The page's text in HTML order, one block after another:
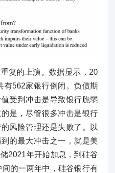
复的上演。数据显示，20
有562家银行倒闭。负债期
受到冲击是导致银行脆弱
是，尽管很多冲击是银行
风险管理还是失败了。以
的最大冲击之一，就是美
2021年开始加息，到硅谷
的一两年中，硅谷银行有